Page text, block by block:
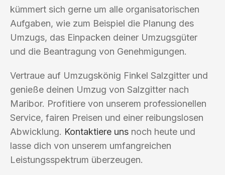
kümmert sich gerne um alle organisatorischen
Aufgaben, wie zum Beispiel die Planung des
Umzugs, das Einpacken deiner Umzugsgüter
und die Beantragung von Genehmigungen.
Vertraue auf Umzugskönig Finkel Salzgitter und
genieße deinen Umzug von Salzgitter nach
Maribor. Profitiere von unserem professionellen
Service, fairen Preisen und einer reibungslosen
Abwicklung. Kontaktiere uns noch heute und
lasse dich von unserem umfangreichen
Leistungsspektrum überzeugen.